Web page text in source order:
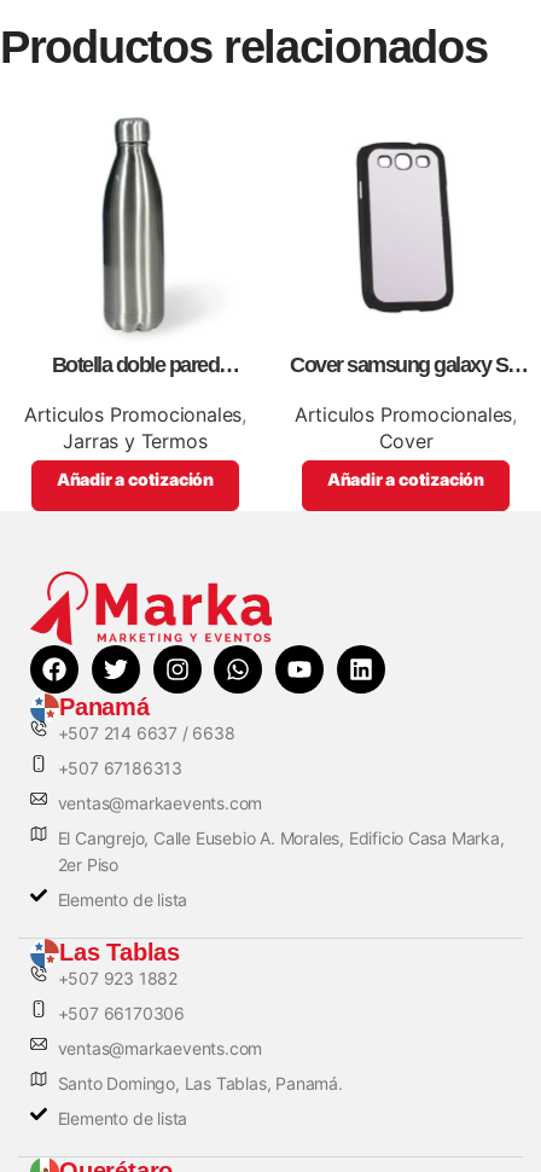
Productos relacionados
Botella doble pared
Articulos Promocionales,
Jarras y Termos
Añadir a cotización
Cover samsung galaxy S3,
full color
Articulos Promocionales,
Cover
Añadir a cotización
Panamá
+507 214 6637 / 6638
+507 67186313
ventas@markaevents.com
El Cangrejo, Calle Eusebio A. Morales, Edificio Casa Marka,
2er Piso
Elemento de lista
Las Tablas
+507 923 1882
+507 66170306
ventas@markaevents.com
Santo Domingo, Las Tablas, Panamá.
Elemento de lista